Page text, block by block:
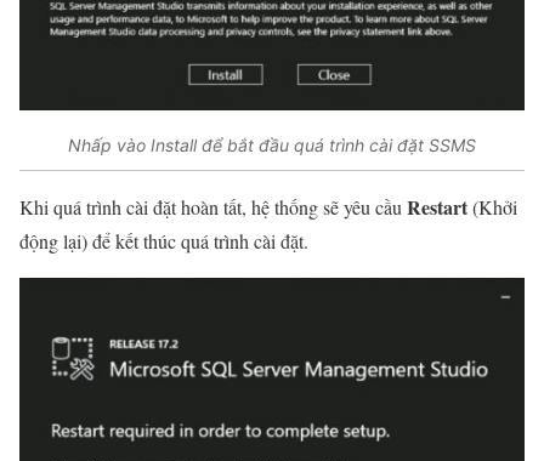
Nhấp vào Install để bắt đầu quá trình cài đặt SSMS
Khi quá trình cài đặt hoàn tất, hệ thống sẽ yêu cầu Restart(Khởi
động lại) để kết thúc quá trình cài đặt.